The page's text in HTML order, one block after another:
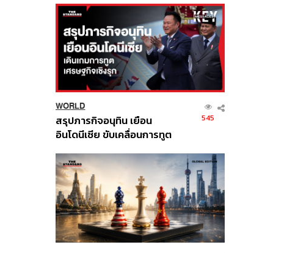
WORLD
สรุปภารกิจอนุทิน เยือน
อินโดนีเซีย ขับเคลื่อนการทูต
ส่วนยุทธศาสตร์ไทย –
อินโดนีเซีย
545